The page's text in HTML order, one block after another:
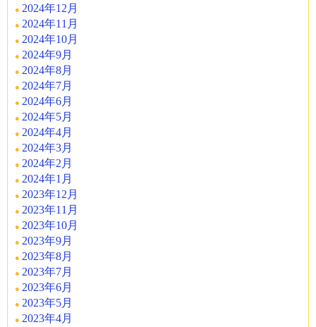
2024年12月
2024年11月
2024年10月
2024年9月
2024年8月
2024年7月
2024年6月
2024年5月
2024年4月
2024年3月
2024年2月
2024年1月
2023年12月
2023年11月
2023年10月
2023年9月
2023年8月
2023年7月
2023年6月
2023年5月
2023年4月